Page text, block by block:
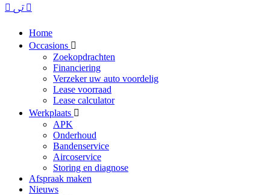
Home
Occasions
Zoekopdrachten
Financiering
Verzeker uw auto voordelig
Lease voorraad
Lease calculator
Werkplaats
APK
Onderhoud
Bandenservice
Aircoservice
Storing en diagnose
Afspraak maken
Nieuws